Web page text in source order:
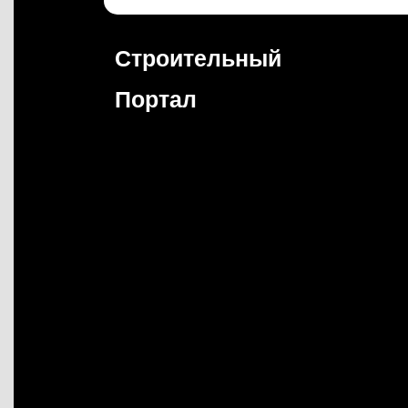
Строительный
Портал